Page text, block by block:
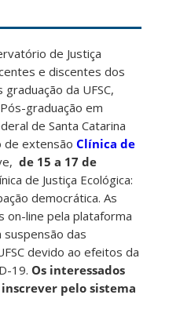
de Justiça
e discentes dos
da UFSC,
graduação em
de Santa Catarina
de extensãoClínica de
de 15 a 17 de
de Justiça Ecológica:
democrática. As
on-line pela plataforma
das
devido ao efeitos da
19. Os interessados
pelo sistema